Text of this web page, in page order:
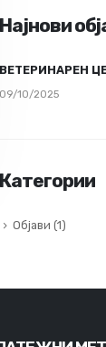
Најнови
ВЕТЕРИНАРЕН
09/10/2025
Категории
Објави (1)